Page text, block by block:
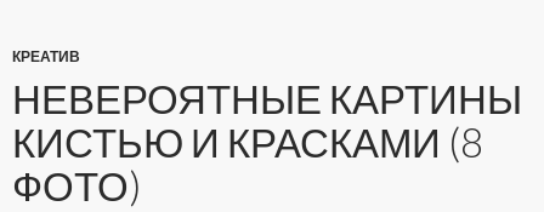
КРЕАТИВ
НЕВЕРОЯТНЫЕ КАРТИНЫ
КИСТЬЮ И КРАСКАМИ (8
ФОТО)